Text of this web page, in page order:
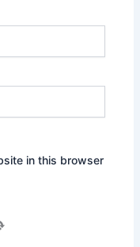
in this browser